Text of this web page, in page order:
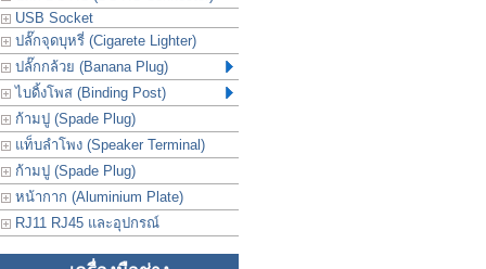
USB Socket
ปลั๊กจุดบุหรี่ (Cigarete Lighter)
ปลั๊กกล้วย (Banana Plug)
ไบดิ้งโพส (Binding Post)
ก้ามปู (Spade Plug)
แท็บลำโพง (Speaker Terminal)
ก้ามปู (Spade Plug)
หน้ากาก (Aluminium Plate)
RJ11 RJ45 และอุปกรณ์